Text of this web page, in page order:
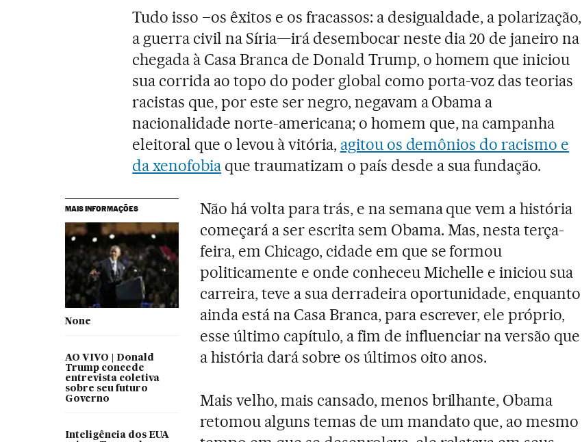
Tudo isso –os êxitos e os fracassos: a desigualdade, a polarização,
a guerra civil na Síria—irá desembocar neste dia 20 de janeiro na
chegada à Casa Branca de Donald Trump, o homem que iniciou
sua corrida ao topo do poder global como porta-voz das teorias
racistas que, por este ser negro, negavam a Obama a
nacionalidade norte-americana; o homem que, na campanha
eleitoral que o levou à vitória, agitou os demônios do racismo e
da xenofobia que traumatizam o país desde a sua fundação.
MAIS INFORMAÇÕES
None
AO VIVO | Donald
Trump concede
entrevista coletiva
sobre seu futuro
Governo
Inteligência dos EUA
Não há volta para trás, e na semana que vem a história
começará a ser escrita sem Obama. Mas, nesta terça-
feira, em Chicago, cidade em que se formou
politicamente e onde conheceu Michelle e iniciou sua
carreira, teve a sua derradeira oportunidade, enquanto
ainda está na Casa Branca, para escrever, ele próprio,
esse último capítulo, a fim de influenciar na versão que
a história dará sobre os últimos oito anos.
Mais velho, mais cansado, menos brilhante, Obama
retomou alguns temas de um mandato que, ao mesmo